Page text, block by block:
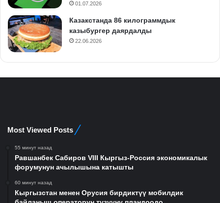
01.07.2026
Казакстанда 86 килограммдык
казыбургер даярдалды
22.06.2026
Most Viewed Posts
55 минут назад
Равшанбек Сабиров VIII Кыргыз-Россия экономикалык
форумунун ачылышына катышты
60 минут назад
Кыргызстан менен Орусия бирдиктүү мобилдик